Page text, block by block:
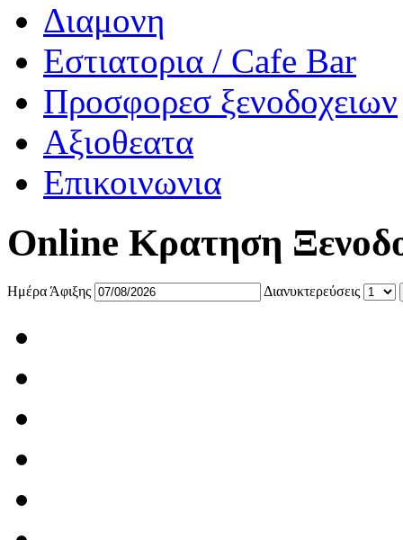
Διαμονη
Εστιατορια / Cafe Bar
Προσφορεσ ξενοδοχειων
Αξιοθεατα
Επικοινωνια
Online Κρατηση
Ημέρα Άφιξης Διανυκτερεύσεις